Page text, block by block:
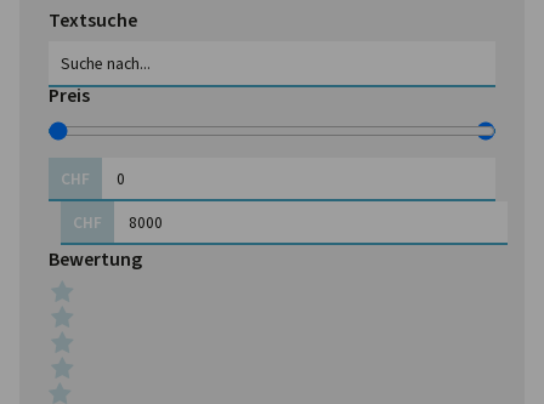
Textsuche
Preis
CHF
CHF
Bewertung